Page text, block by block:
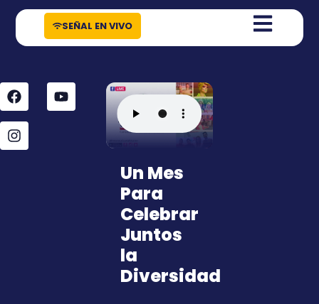
contenido
SEÑAL EN VIVO
Un Mes
Para
Celebrar
Juntos
la
Diversidad